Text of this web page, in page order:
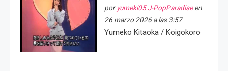
por yumeki05 J-PopParadiseen
26 marzo 2026 a las 3:57
Yumeko Kitaoka / Koigokoro